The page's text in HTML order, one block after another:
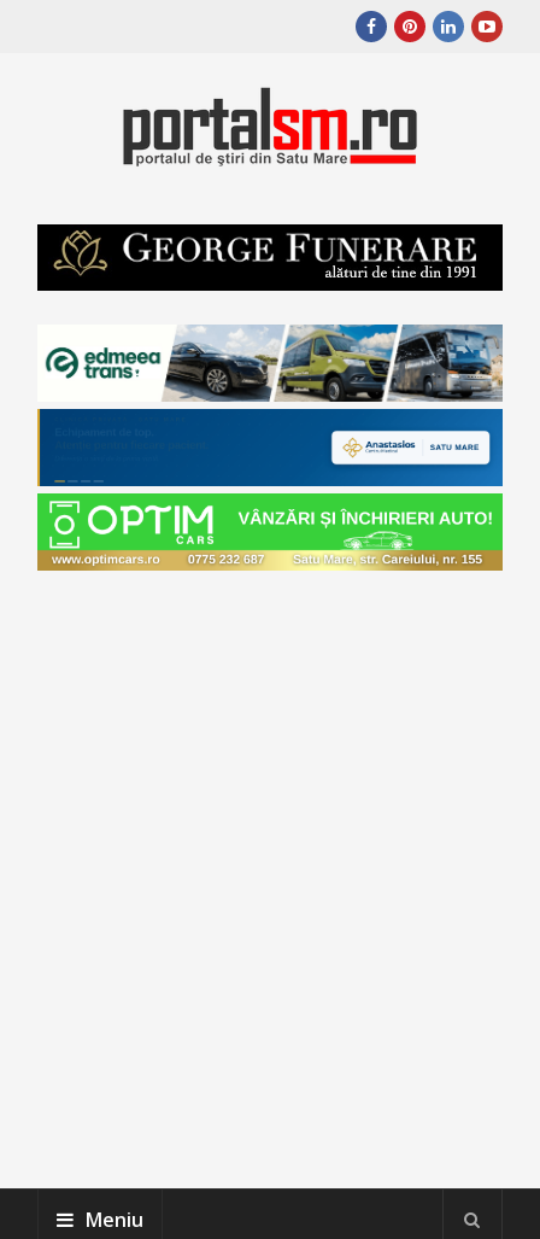
Meniu